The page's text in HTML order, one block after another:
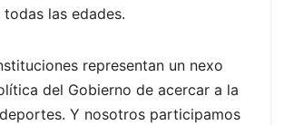
las edades.
representan un nexo
del Gobierno de acercar a la
Y nosotros participamos